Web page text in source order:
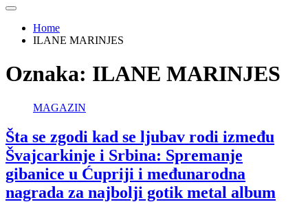
Home
ILANE MARINJES
Oznaka: ILANE MARINJES
MAGAZIN
Šta se zgodi kad se ljubav rodi između
Švajcarkinje i Srbina: Spremanje
gibanice u Ćupriji i međunarodna
nagrada za najbolji gotik metal album